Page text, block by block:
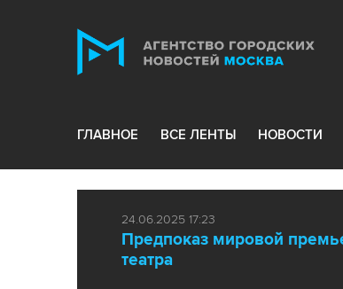
ГЛАВНОЕ ВСЕ ЛЕНТЫ НОВОСТИ
24.06.2025 17:23
Предпоказ мировой
театра